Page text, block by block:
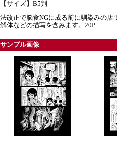
【サイズ】B5判
法改正で脳食NGに成る前に馴染みの
解体などの描写を含みます。20P
サンプル画像